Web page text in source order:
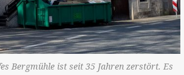
Bergmühle ist seit 35 Jahren zerstört. Es